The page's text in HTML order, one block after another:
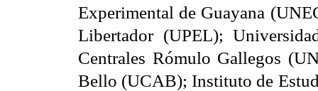
Experimental de Guayana
Libertador (UPEL);
Centrales Rómulo Gallegos
Bello (UCAB); Instituto de